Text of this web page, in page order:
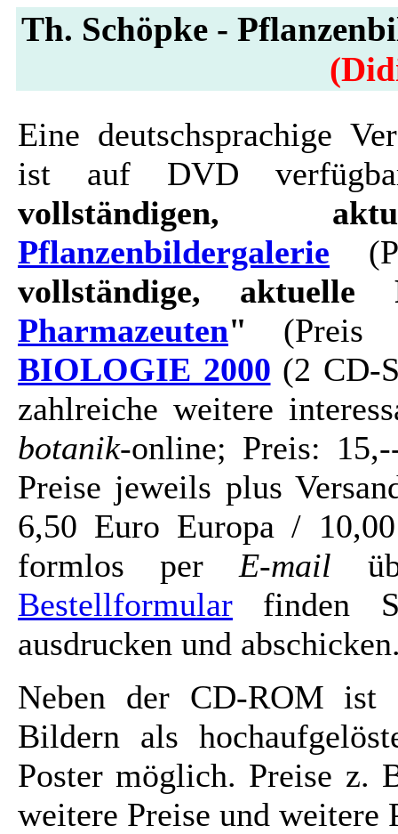
Th. Schöpke -
Eine deutschsprachige
ist auf DVD
vollständigen,
Pflanzenbildergalerie
vollständige, aktuelle
Pharmazeuten" (Preis
BIOLOGIE 2000 (2 CD-
zahlreiche weitere
botanik-online; Preis:
Preise jeweils plus
6,50 Euro Europa /
formlos perE-mail
Bestellformular finden
ausdrucken und
Neben der CD-ROM ist
Bildern als
Poster möglich. Preise z.
weitere Preise und weitere